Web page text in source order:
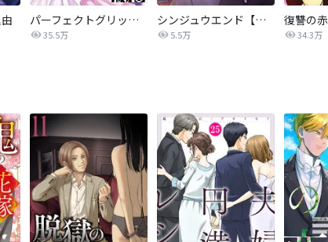
パーフェクトグリッター
35.5万
シンジュウエンド【タテヨミ】
5.5万 34.3万